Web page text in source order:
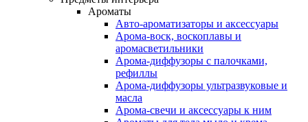
Ароматы
Авто-ароматизаторы и аксессуары
Арома-воск, воскоплавы и
аромасветильники
Арома-диффузоры с палочками,
рефиллы
Арома-диффузоры ультразвуковые и
масла
Арома-свечи и аксессуары к ним